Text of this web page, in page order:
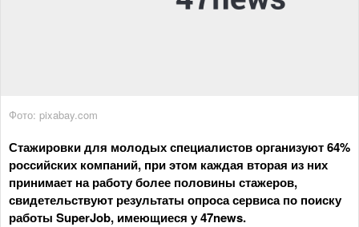
Фото: pixabay.com
Стажировки для молодых специалистов организуют 64%
российских компаний, при этом каждая вторая из них
принимает на работу более половины стажеров,
свидетельствуют результаты опроса сервиса по поиску
работы SuperJob, имеющиеся у 47news.